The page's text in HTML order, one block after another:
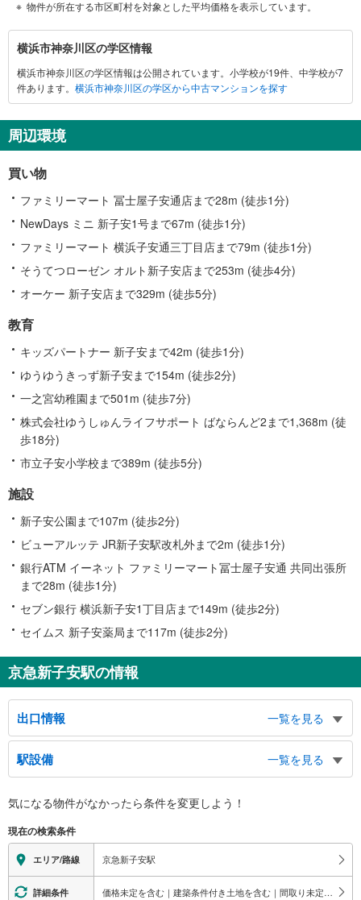
物件が所在する市区町村を対象とした平均価格を表示しています。
横
浜
市
神
川
区
関
す
る
報
横浜市神奈川区の学区情報
横浜市神奈川区の学区情報は公開されています。小学校が19件、中学校が7
件あります。 横浜市神奈川区の学区から中古マンションを探す
周辺環境
買い物
ファミリーマート 冨士屋子安通店まで28m (徒歩1分)
NewDays ミニ 新子安1号まで67m (徒歩1分)
ファミリーマート 横浜子安通三丁目店まで79m (徒歩1分)
そうてつローゼン オルト新子安店まで253m (徒歩4分)
オーケー 新子安店まで329m (徒歩5分)
教育
キッズパートナー 新子安まで42m (徒歩1分)
ゆうゆうきっず新子安まで154m (徒歩2分)
一之宮幼稚園まで501m (徒歩7分)
株式会社ゆうしゅんライフサポート ばならんど2まで1,368m (徒
歩18分)
市立子安小学校まで389m (徒歩5分)
施設
新子安公園まで107m (徒歩2分)
ビューアルッテ JR新子安駅改札外まで2m (徒歩1分)
銀行ATM イーネット ファミリーマート冨士屋子安通 共同出張所
まで28m (徒歩1分)
セブン銀行 横浜新子安1丁目店まで149m (徒歩2分)
セイムス 新子安薬局まで117m (徒歩2分)
京急新子安駅の情報
出口情報
一覧を見る
出口
子安通１～３丁目、守屋町１～３丁目、第一京浜方面（国道１５号）、オルト
ヨコハマ、新子安１・２丁目、入江１・２丁目、ＪＲ新子安駅
駅設備
一覧を見る
※段差なしでの移動経路
地上⇔改札⇔ホーム：○
エレベータ
・各ホーム⇔改札
・改札⇔地上
気になる物件がなかったら条件を変更しよう！
現在の検索条件
エリア/路線 京急新子安駅
詳細条件 価格未定を含む｜建築条件付き土地を含む｜間取り未定を含む｜バリアフリー住宅